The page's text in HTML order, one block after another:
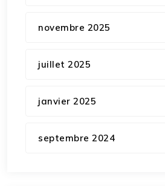
novembre 2025
juillet 2025
janvier 2025
septembre 2024